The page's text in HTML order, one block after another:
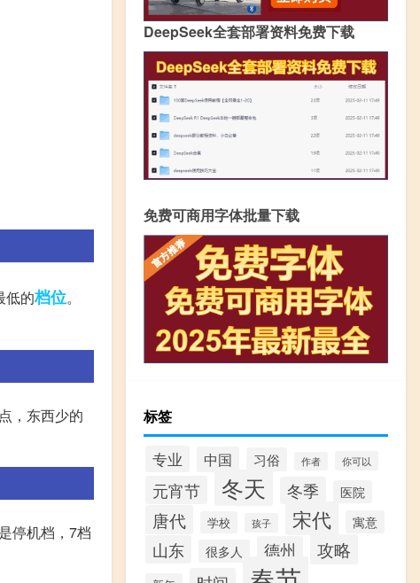
低的档位。
，东西少的
停机档，7档
DeepSeek全套部署资料免费下载
免费可商用字体批量下载
标签
专业 中国 习俗 作者 你可以
元宵节 冬天 冬季 医院
唐代 学校 孩子 宋代 寓意
山东 很多人 德州 攻略